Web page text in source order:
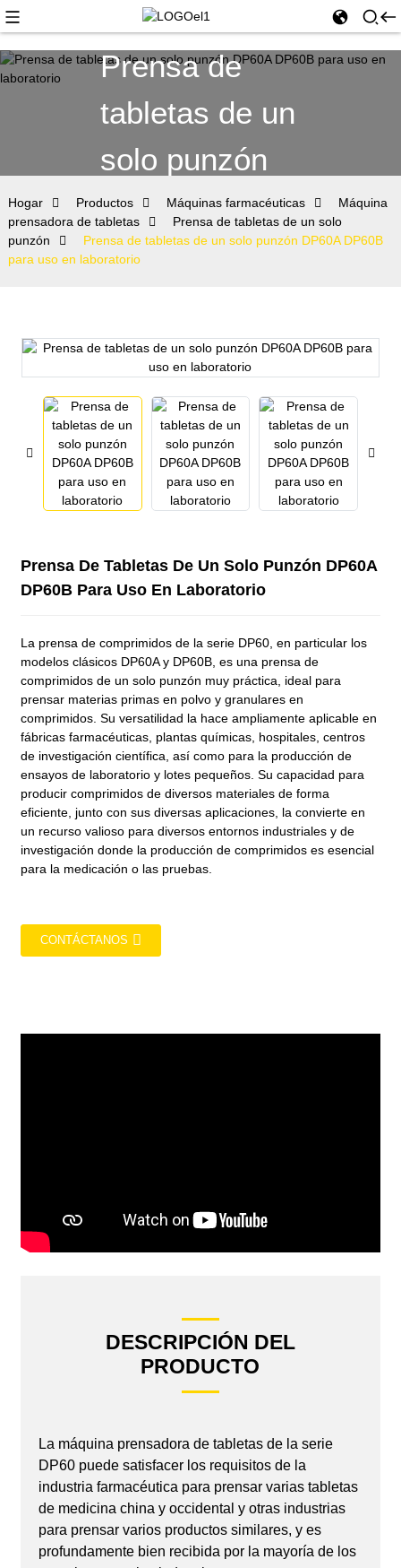
Prensa de
tabletas de un
solo punzón
Hogar Productos Máquinas farmacéuticas
Máquina
prensadora de tabletas
Prensa de tabletas de un solo
punzón
Prensa de tabletas de un solo punzón DP60A DP60B
para uso en laboratorio
Prensa De Tabletas De Un Solo Punzón DP60A
DP60B Para Uso En Laboratorio
La prensa de comprimidos de la serie DP60, en particular los
modelos clásicos DP60A y DP60B, es una prensa de
comprimidos de un solo punzón muy práctica, ideal para
prensar materias primas en polvo y granulares en
comprimidos. Su versatilidad la hace ampliamente aplicable en
fábricas farmacéuticas, plantas químicas, hospitales, centros
de investigación científica, así como para la producción de
ensayos de laboratorio y lotes pequeños. Su capacidad para
producir comprimidos de diversos materiales de forma
eficiente, junto con sus diversas aplicaciones, la convierte en
un recurso valioso para diversos entornos industriales y de
investigación donde la producción de comprimidos es esencial
para la medicación o las pruebas.
CONTÁCTANOS
DESCRIPCIÓN DEL
PRODUCTO
La máquina prensadora de tabletas de la serie
DP60 puede satisfacer los requisitos de la
industria farmacéutica para prensar varias tabletas
de medicina china y occidental y otras industrias
para prensar varios productos similares, y es
profundamente bien recibida por la mayoría de los